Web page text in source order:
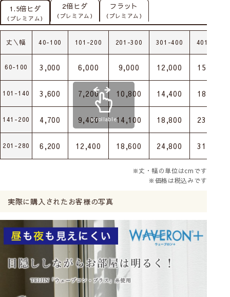
1.5倍ヒダ
（プレミアム）
2倍ヒダ
（プレミアム）
フラット
（プレミアム）
丈＼幅 40-100 101-200 201-300 301-400 401-500
60-100 3,000 6,000 9,000 12,000 15,000
101-140 3,600 7,200 10,800 14,400 18,000
141-200 4,700 9,400 14,100 18,800 23,500
201-280 6,200 12,400 18,600 24,800 31,000
scrollable
※丈・幅の単位はcmです
※価格は税込みです
実際に購入されたお客様の写真